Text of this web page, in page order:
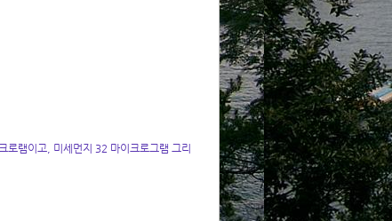
로램이고, 미세먼지 32 마이크로그램 그리